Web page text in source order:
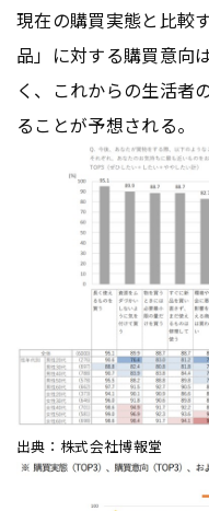
現在の購買実態と比較
品」に対する購買意向
く、これからの生活者
ることが予想される。
出典：株式会社博報堂